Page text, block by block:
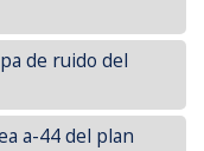
de ruido del
a-44 del plan